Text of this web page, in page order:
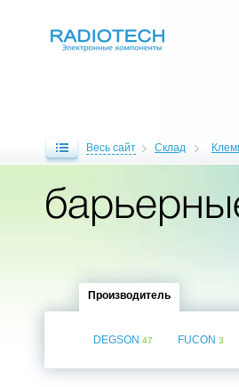
Весь сайт Склад
Производитель
DEGSON 47 FUCON 3